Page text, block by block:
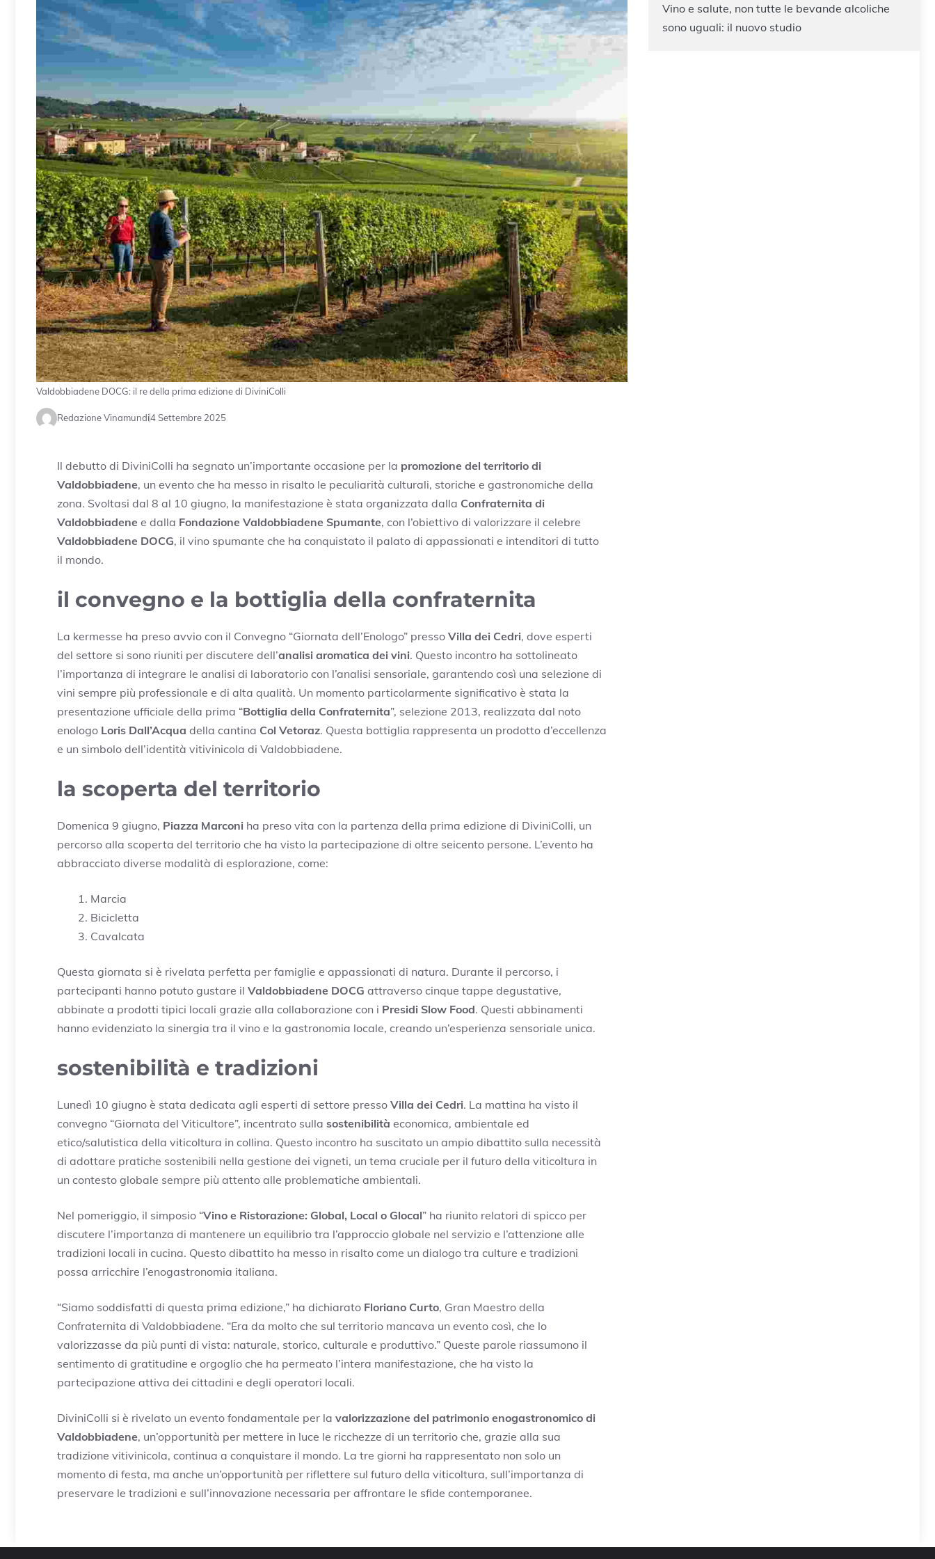
Valdobbiadene DOCG: il re della prima edizione di DiviniColli
Redazione Vinamundi4 Settembre 2025
Il debutto di DiviniColli ha segnato un’importante occasione per la promozione del territorio di
Valdobbiadene, un evento che ha messo in risalto le peculiarità culturali, storiche e gastronomiche della
zona. Svoltasi dal 8 al 10 giugno, la manifestazione è stata organizzata dalla Confraternita di
Valdobbiadene e dalla Fondazione Valdobbiadene Spumante, con l’obiettivo di valorizzare il celebre
Valdobbiadene DOCG, il vino spumante che ha conquistato il palato di appassionati e intenditori di tutto
il mondo.
il convegno e la bottiglia della confraternita
La kermesse ha preso avvio con il Convegno “Giornata dell’Enologo” presso Villa dei Cedri, dove esperti
del settore si sono riuniti per discutere dell’analisi aromatica dei vini. Questo incontro ha sottolineato
l’importanza di integrare le analisi di laboratorio con l’analisi sensoriale, garantendo così una selezione di
vini sempre più professionale e di alta qualità. Un momento particolarmente significativo è stata la
presentazione ufficiale della prima “Bottiglia della Confraternita”, selezione 2013, realizzata dal noto
enologo Loris Dall’Acqua della cantina Col Vetoraz. Questa bottiglia rappresenta un prodotto d’eccellenza
e un simbolo dell’identità vitivinicola di Valdobbiadene.
la scoperta del territorio
Domenica 9 giugno, Piazza Marconi ha preso vita con la partenza della prima edizione di DiviniColli, un
percorso alla scoperta del territorio che ha visto la partecipazione di oltre seicento persone. L’evento ha
abbracciato diverse modalità di esplorazione, come:
Marcia
Bicicletta
Cavalcata
Questa giornata si è rivelata perfetta per famiglie e appassionati di natura. Durante il percorso, i
partecipanti hanno potuto gustare il Valdobbiadene DOCG attraverso cinque tappe degustative,
abbinate a prodotti tipici locali grazie alla collaborazione con i Presidi Slow Food. Questi abbinamenti
hanno evidenziato la sinergia tra il vino e la gastronomia locale, creando un’esperienza sensoriale unica.
sostenibilità e tradizioni
Lunedì 10 giugno è stata dedicata agli esperti di settore presso Villa dei Cedri. La mattina ha visto il
convegno “Giornata del Viticultore”, incentrato sulla sostenibilità economica, ambientale ed
etico/salutistica della viticoltura in collina. Questo incontro ha suscitato un ampio dibattito sulla necessità
di adottare pratiche sostenibili nella gestione dei vigneti, un tema cruciale per il futuro della viticoltura in
un contesto globale sempre più attento alle problematiche ambientali.
Nel pomeriggio, il simposio “Vino e Ristorazione: Global, Local o Glocal” ha riunito relatori di spicco per
discutere l’importanza di mantenere un equilibrio tra l’approccio globale nel servizio e l’attenzione alle
tradizioni locali in cucina. Questo dibattito ha messo in risalto come un dialogo tra culture e tradizioni
possa arricchire l’enogastronomia italiana.
“Siamo soddisfatti di questa prima edizione,” ha dichiarato Floriano Curto, Gran Maestro della
Confraternita di Valdobbiadene. “Era da molto che sul territorio mancava un evento così, che lo
valorizzasse da più punti di vista: naturale, storico, culturale e produttivo.” Queste parole riassumono il
sentimento di gratitudine e orgoglio che ha permeato l’intera manifestazione, che ha visto la
partecipazione attiva dei cittadini e degli operatori locali.
DiviniColli si è rivelato un evento fondamentale per la valorizzazione del patrimonio enogastronomico di
Valdobbiadene, un’opportunità per mettere in luce le ricchezze di un territorio che, grazie alla sua
tradizione vitivinicola, continua a conquistare il mondo. La tre giorni ha rappresentato non solo un
momento di festa, ma anche un’opportunità per riflettere sul futuro della viticoltura, sull’importanza di
preservare le tradizioni e sull’innovazione necessaria per affrontare le sfide contemporanee.
Vino e salute, non tutte le bevande alcoliche
sono uguali: il nuovo studio